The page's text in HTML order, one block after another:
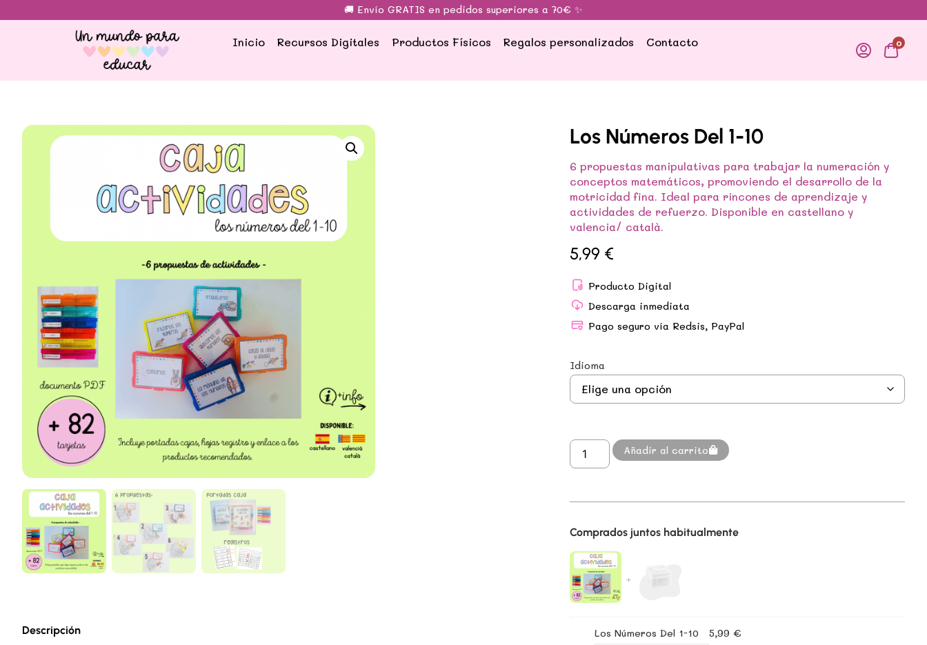
🚚 Envío GRATIS en pedidos superiores a 70€ ✨
Inicio Recursos Digitales Productos Físicos Regalos personalizados Contacto 0
Los Números Del 1-10
6 propuestas manipulativas para trabajar la numeración y
conceptos matemáticos, promoviendo el desarrollo de la
motricidad fina. Ideal para rincones de aprendizaje y
actividades de refuerzo. Disponible en castellano y
valencia/ català.
5,99 €
Producto Digital
Descarga inmediata
Pago seguro vía Redsis, PayPal
Idioma
Añadir al carrito
Comprados juntos habitualmente
Los Números Del 1-10 5,99 €
Descripción